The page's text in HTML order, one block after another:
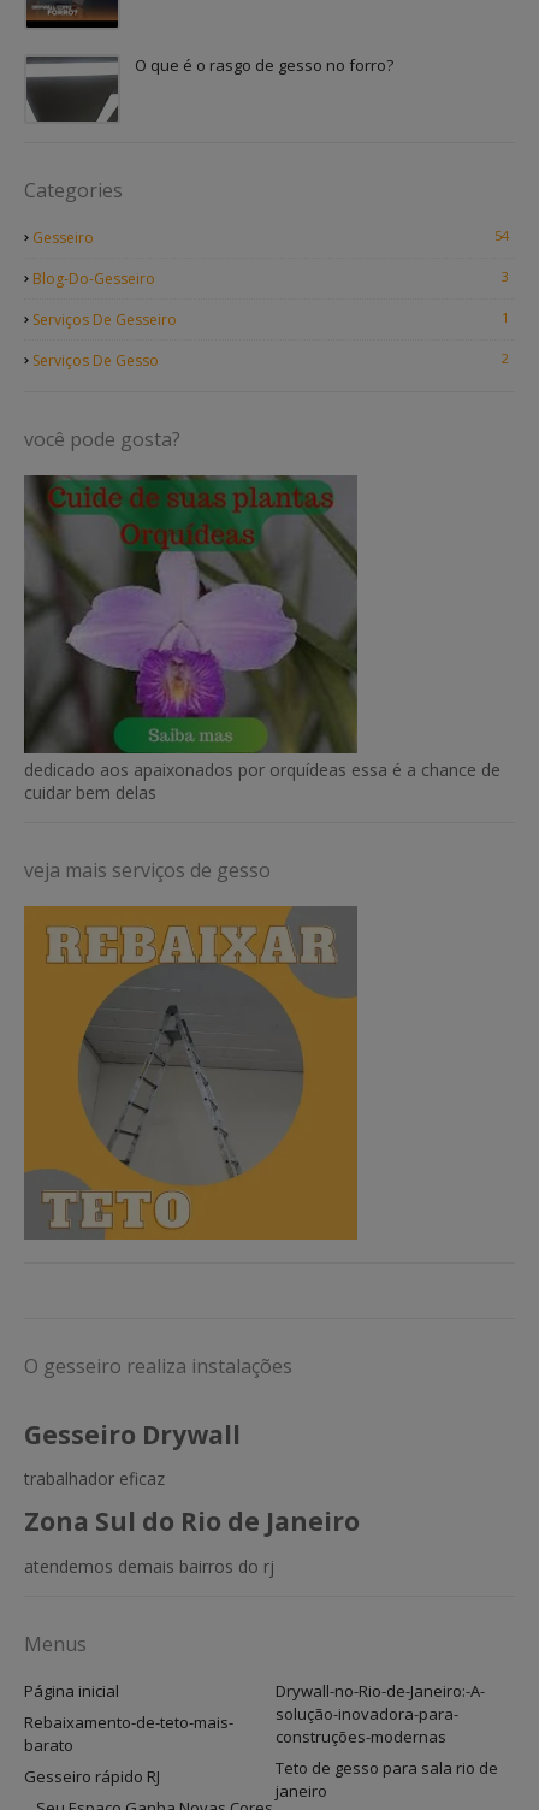
O que é o rasgo de gesso no forro?
Categories
Gesseiro 54
Blog-Do-Gesseiro 3
Serviços De Gesseiro 1
Serviços De Gesso 2
você pode gosta?
dedicado aos apaixonados por orquídeas essa é a chance de
cuidar bem delas
veja mais serviços de gesso
O gesseiro realiza instalações
Gesseiro Drywall
trabalhador eficaz
Zona Sul do Rio de Janeiro
atendemos demais bairros do rj
Menus
Página inicial
Drywall-no-Rio-de-Janeiro:-A-
solução-inovadora-para-
construções-modernas
Rebaixamento-de-teto-mais-
barato
Teto de gesso para sala rio de
janeiro
Gesseiro rápido RJ